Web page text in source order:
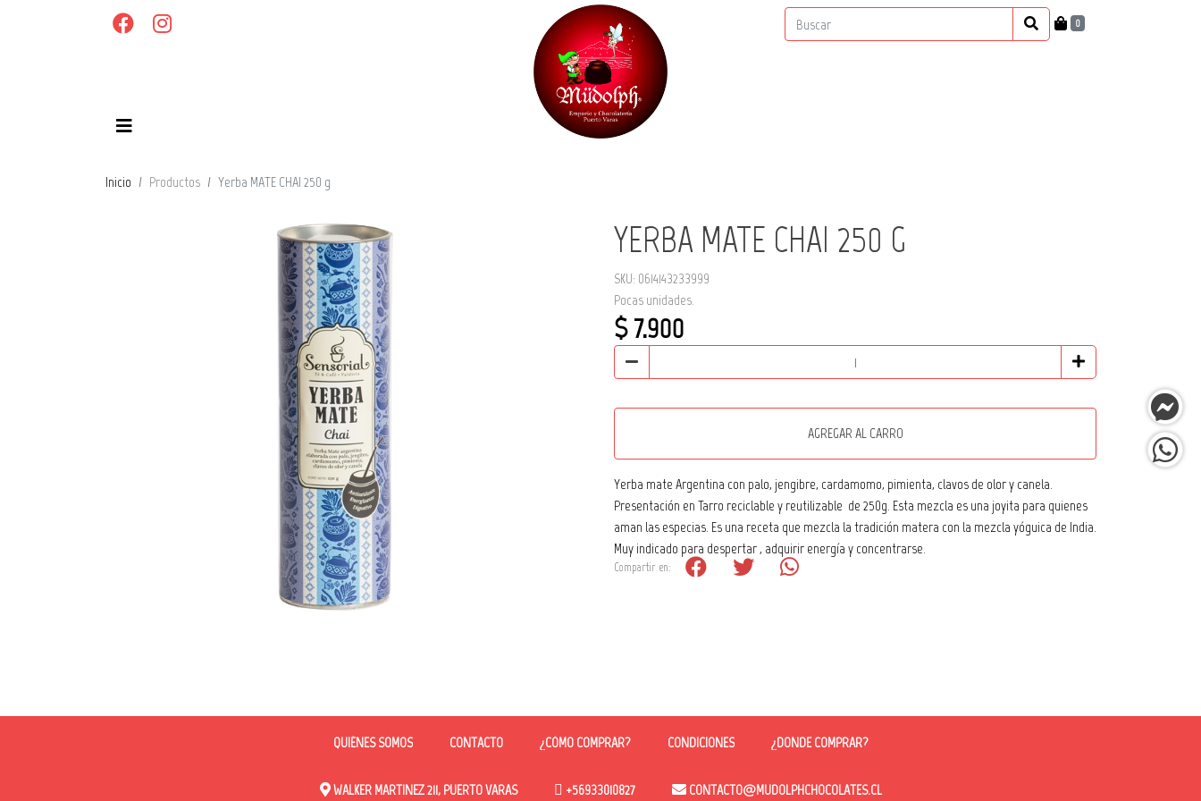
0
Inicio Productos Yerba MATE CHAI 250 g
YERBA MATE CHAI 250 G
SKU: 0614143233999
Pocas unidades.
$ 7.900
AGREGAR AL CARRO
Yerba mate Argentina con palo, jengibre, cardamomo, pimienta, clavos de olor y canela.
Presentación en Tarro reciclable y reutilizable de 250g. Esta mezcla es una joyita para quienes
aman las especias. Es una receta que mezcla la tradición matera con la mezcla yóguica de India.
Muy indicado para despertar , adquirir energía y concentrarse.
Compartir en:
QUIÉNES SOMOS CONTACTO ¿CÓMO COMPRAR? CONDICIONES ¿DONDE COMPRAR?
WALKER MARTINEZ 211, PUERTO VARAS +56933010827 CONTACTO@MUDOLPHCHOCOLATES.CL